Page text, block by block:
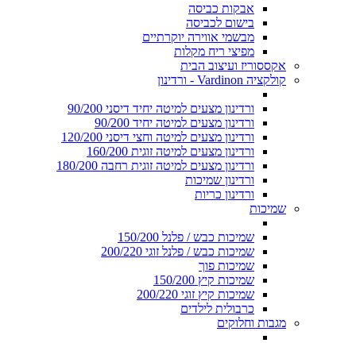
אבקות כביסה
בישום לכביסה
מבשמי אווירה יוקרתיים
מפיצי ריח מקלות
אקססוריז ועיצוב הבית
קולקציה Vardinon - ורדינון
ורדינון מצעים למיטה יחיד דיסני 90/200
ורדינון מצעים למיטה יחיד 90/200
ורדינון מצעים למיטה וחצי דיסני 120/200
ורדינון מצעים למיטה זוגית 160/200
ורדינון מצעים למיטה זוגית רחבה 180/200
ורדינון שמיכות
ורדינון כריות
שמיכות
שמיכות כבש / פלנל 150/200
שמיכות כבש / פלנל זוגי 200/220
שמיכות פוך
שמיכות קיץ 150/200
שמיכות קיץ זוגי 200/220
כרבולית לילדים
מגבות וחלוקים